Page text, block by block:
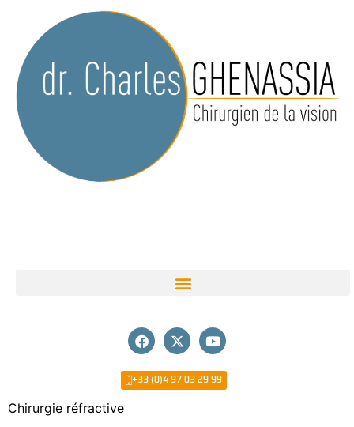
+33 (0)4 97 03 29 99
Chirurgie réfractive